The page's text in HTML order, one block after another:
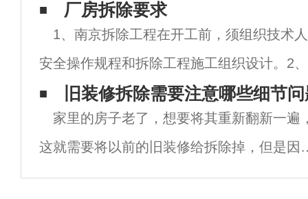
今天将告诉你办公楼拆除类型和解决方案介
将和芜湖拆除公司一起了解。办公楼拆除类
厂房拆除要求
1、南京拆除工程在开工前，须组织技术
安全操作规程和拆除工程施工组织设计。2
工，必须在工程负责人的统一指挥和监督下
人须根据施工组织设计和安全技术规程向参
旧装修拆除需要注意哪些细节
家里的房子老了，想要将其重新翻新一遍
这就需要将以前的旧装修给拆除掉，但是因
大家都不是一个建筑工人，所以对拆除这事